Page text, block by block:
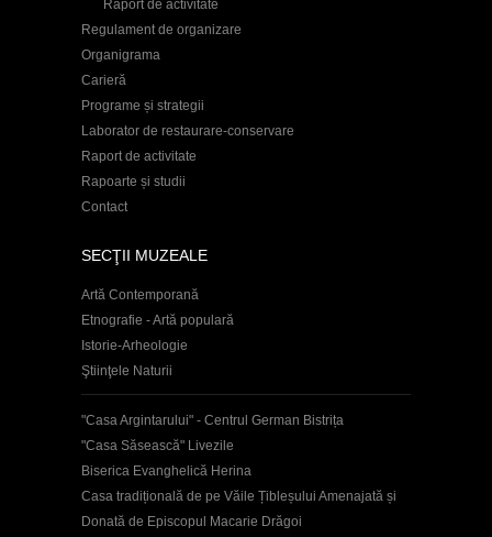
Raport de activitate
Regulament de organizare
Organigrama
Carieră
Programe și strategii
Laborator de restaurare-conservare
Raport de activitate
Rapoarte și studii
Contact
SECŢII MUZEALE
Artă Contemporană
Etnografie - Artă populară
Istorie-Arheologie
Ştiinţele Naturii
"Casa Argintarului" - Centrul German Bistrița
"Casa Săsească" Livezile
Biserica Evanghelică Herina
Casa tradițională de pe Văile Țibleșului Amenajată și
Donată de Episcopul Macarie Drăgoi